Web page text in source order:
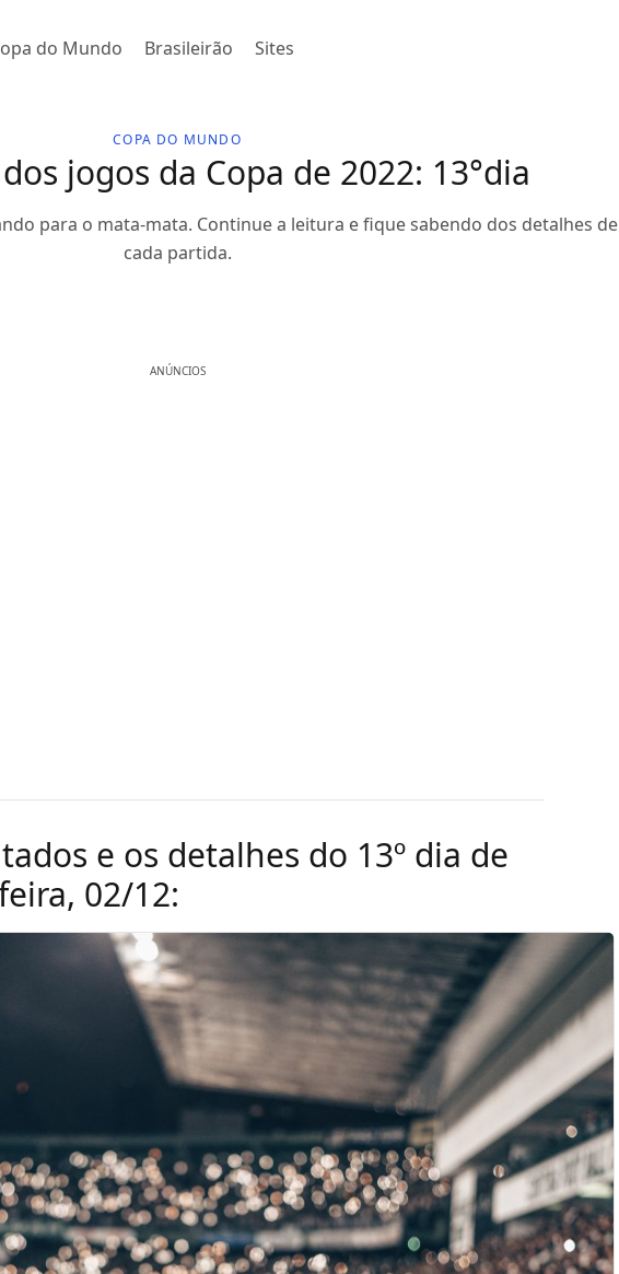
do Mundo Brasileirão Sites
COPA DO MUNDO
jogos da Copa de 2022: 13°dia
para o mata-mata. Continue a leitura e fique sabendo dos detalhes de
cada partida.
ANÚNCIOS
e os detalhes do 13º dia de
02/12: